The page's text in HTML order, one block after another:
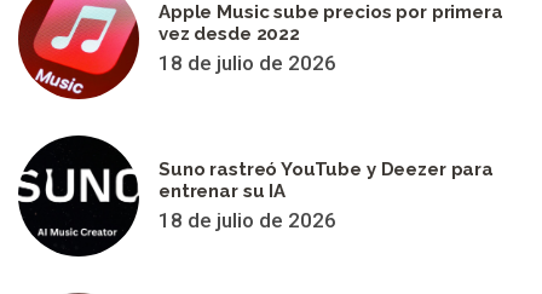
Apple Music sube precios por primera
vez desde 2022
18 de julio de 2026
Suno rastreó YouTube y Deezer para
entrenar su IA
18 de julio de 2026